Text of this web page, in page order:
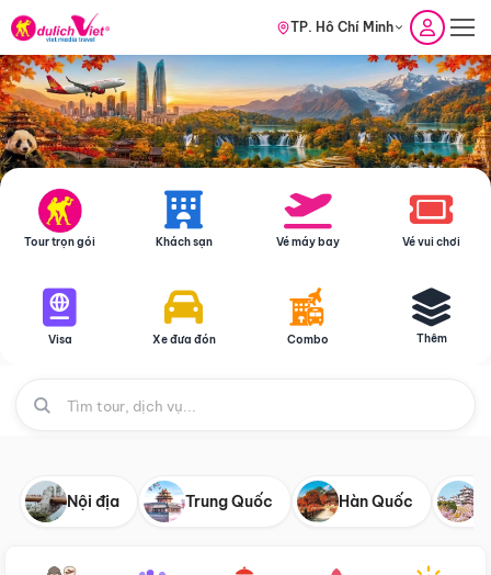
TP. Hồ Chí Minh
Tour trọn gói Khách sạn Vé máy bay Vé vui chơi
Visa Xe đưa đón Combo Thêm
Nội địa Trung Quốc Hàn Quốc